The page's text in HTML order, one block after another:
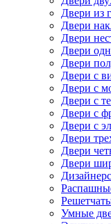
Двери из
Двери
Двери
Двери
Двери
Двери с
Двери с
Двери с
Двери с
Двери с
Двери
Двери
Двери
Умные